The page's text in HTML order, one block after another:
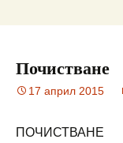
Почистване
17 април 2015
ПОЧИСТВАНЕ